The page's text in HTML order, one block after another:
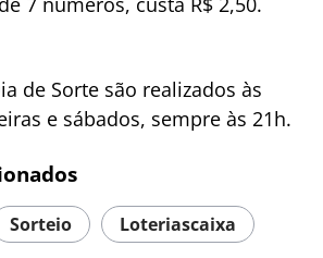
de Sorte são realizados às
e sábados, sempre às 21h.
Sorteio Loteriascaixa